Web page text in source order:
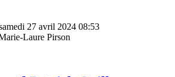
27 avril 2024 08:53
Laure Pirson